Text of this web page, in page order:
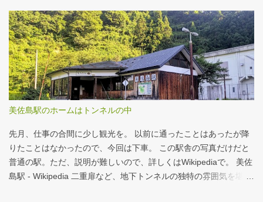
みの比較 患者の視点 解決策 なぜ「逆紹介」が重要なのか？ 医師
の働き方改革が進む中、大病院の外来負担軽減は喫緊の課題で
す。その鍵となるのが、地域の診療所へ患者を紹介する「逆紹
介」の推進です。しかし、その取り組みには大きな壁が存在しま
す。このレポートでは、データに基づき現状を分析し、未来への
道筋を探ります。 課題：大病院に集中する「再診」患者 紹介状の
く、外来機能の分化が進んでいない現状がうかがえます。これが
逆紹介推進の大きな背景となっています。 取り組...
美佐島駅のホームはトンネルの中
先月、仕事の合間に少し観光を。 以前に通ったことはあったが降
りたことはなかったので、今回は下車。 この駅舎の写真だけだと
普通の駅。ただ、説明が難しいので、詳しくはWikipediaで。 美佐
島駅 - Wikipedia 二重扉など、地下トンネルの独特の雰囲気を堪